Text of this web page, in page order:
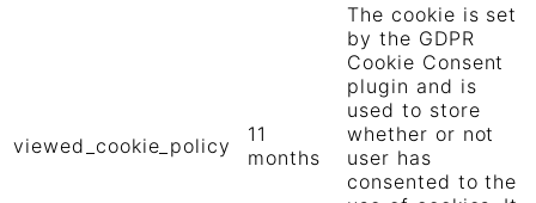
viewed_cookie_policy
11
months
The cookie is set
by the GDPR
Cookie Consent
plugin and is
used to store
whether or not
user has
consented to the